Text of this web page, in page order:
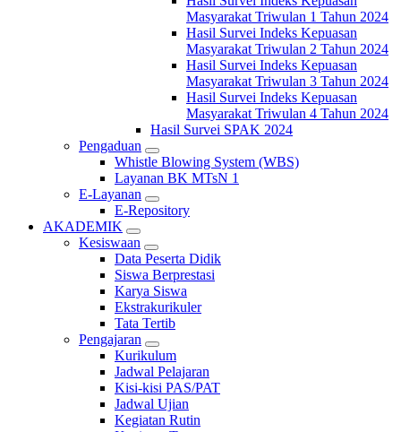
Masyarakat Triwulan 1 Tahun 2024
Hasil Survei Indeks Kepuasan
Masyarakat Triwulan 2 Tahun 2024
Hasil Survei Indeks Kepuasan
Masyarakat Triwulan 3 Tahun 2024
Hasil Survei Indeks Kepuasan
Masyarakat Triwulan 4 Tahun 2024
Hasil Survei SPAK 2024
Pengaduan
Whistle Blowing System (WBS)
Layanan BK MTsN 1
E-Layanan
E-Repository
AKADEMIK
Kesiswaan
Data Peserta Didik
Siswa Berprestasi
Karya Siswa
Ekstrakurikuler
Tata Tertib
Pengajaran
Kurikulum
Jadwal Pelajaran
Kisi-kisi PAS/PAT
Jadwal Ujian
Kegiatan Rutin